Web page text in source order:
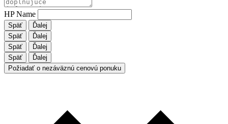
HP Name
Späť
Ďalej
Späť
Ďalej
Späť
Ďalej
Späť
Ďalej
Požiadať o nezáväznú cenovú ponuku